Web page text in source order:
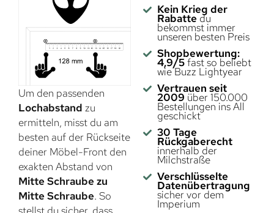
Um den passenden
Lochabstand zu
ermitteln, misst du am
besten auf der Rückseite
deiner Möbel-Front den
exakten Abstand von
Mitte Schraube zu
Mitte Schraube. So
Kein Krieg der
Rabatte du
bekommst immer
unseren besten Preis
Shopbewertung:
4,9/5fast so beliebt
wie Buzz Lightyear
Vertrauen seit
2009 über 150.000
Bestellungen ins All
geschickt
30 Tage
Rückgaberecht
innerhalb der
Milchstraße
Verschlüsselte
Datenübertragung
sicher vor dem
Imperium